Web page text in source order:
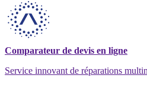
Comparateur de devis en ligne
Service innovant de réparations